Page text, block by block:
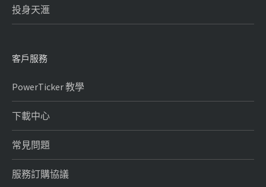
投身天滙
客戶服務
PowerTicker 教學
下載中心
常見問題
服務訂購協議